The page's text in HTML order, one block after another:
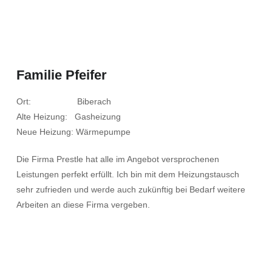
Familie Pfeifer
Ort: Biberach
Alte Heizung: Gasheizung
Neue Heizung: Wärmepumpe
Die Firma Prestle hat alle im Angebot versprochenen
Leistungen perfekt erfüllt. Ich bin mit dem Heizungstausch
sehr zufrieden und werde auch zukünftig bei Bedarf weitere
Arbeiten an diese Firma vergeben.